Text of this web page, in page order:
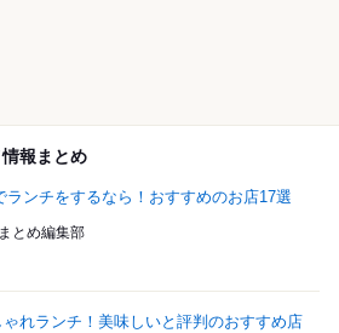
報まとめ
ランチをするなら！おすすめのお店17選
とめ編集部
れランチ！美味しいと評判のおすすめ店